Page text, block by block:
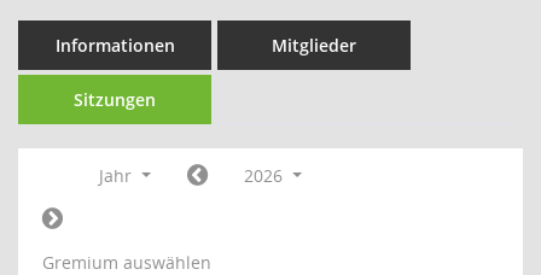
Informationen Mitglieder
Sitzungen
Jahr 2026
Gremium auswählen